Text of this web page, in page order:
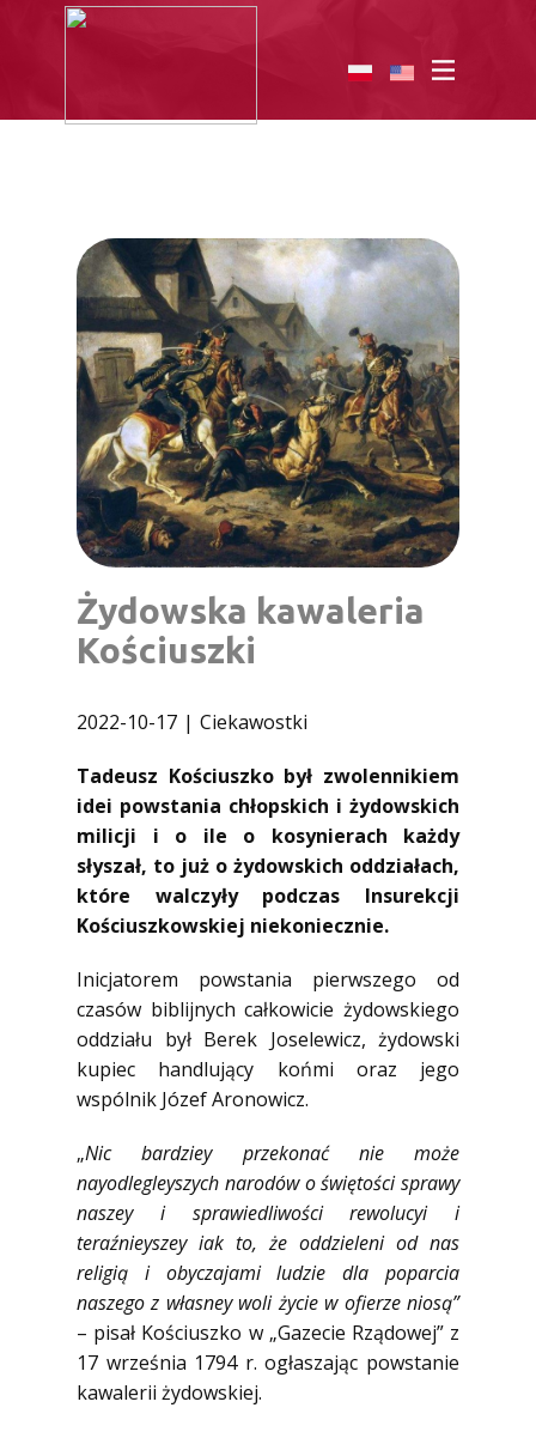
Żydowska kawaleria
Kościuszki
2022-10-17 Ciekawostki
Tadeusz Kościuszko był zwolennikiem
idei powstania chłopskich i żydowskich
milicji i o ile o kosynierach każdy
słyszał, to już o żydowskich oddziałach,
które walczyły podczas Insurekcji
Kościuszkowskiej niekoniecznie.
Inicjatorem powstania pierwszego od
czasów biblijnych całkowicie żydowskiego
oddziału był Berek Joselewicz, żydowski
kupiec handlujący końmi oraz jego
wspólnik Józef Aronowicz.
„Nic bardziey przekonać nie może
nayodlegleyszych narodów o świętości sprawy
naszey i sprawiedliwości rewolucyi i
teraźnieyszey iak to, że oddzieleni od nas
religią i obyczajami ludzie dla poparcia
naszego z własney woli życie w ofierze niosą”
– pisał Kościuszko w „Gazecie Rządowej” z
17 września 1794 r. ogłaszając powstanie
kawalerii żydowskiej.